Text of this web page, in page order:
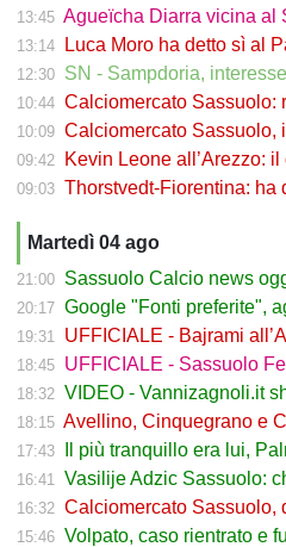
13:45 Agueïcha Diarra vicina al Sassuolo
13:14 Luca Moro ha detto sì al Padova:
12:30 SN - Sampdoria, interesse alto per
10:44 Calciomercato Sassuolo: restano i
10:09 Calciomercato Sassuolo, il
09:42 Kevin Leone all’Arezzo: il
09:03 Thorstvedt-Fiorentina: ha detto
Martedì 04 ago
21:00 Sassuolo Calcio news oggi: i
20:17 Google "Fonti preferite",
19:31 UFFICIALE - Bajrami all’Al Taawoun:
18:45 UFFICIALE - Sassuolo
18:32 VIDEO - Vannizagnoli.it show,
18:15 Avellino, Cinquegrano e Ciervo
17:43 Il più tranquillo era lui,
16:41 Vasilije Adzic Sassuolo: chi è il nuovo
16:32 Calciomercato Sassuolo, ds
15:46 Volpato, caso rientrato e futuro in